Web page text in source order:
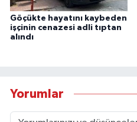
Göçükte hayatını kaybeden
işçinin cenazesi adli tıptan
alındı
Yorumlar